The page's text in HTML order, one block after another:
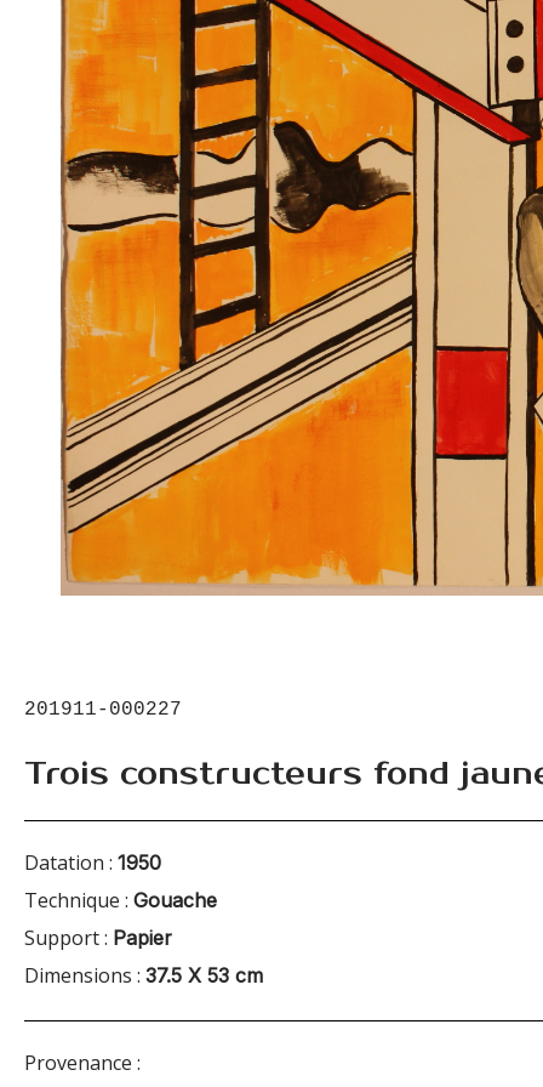
201911-000227
Trois constructeurs fond
Datation : 1950
Technique : Gouache
Support : Papier
Dimensions : 37.5 X 53 cm
Provenance :